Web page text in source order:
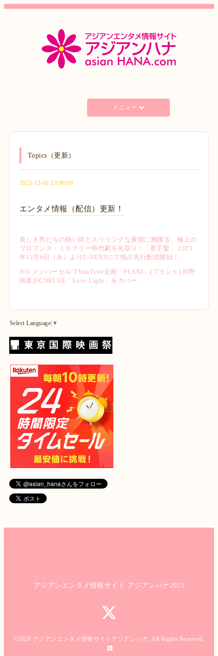
メニュー
Topics（更新）
2023-12-01 23:00:00
エンタメ情報（配信）更新！
美しき男たちの熱い絆とスリリングな展開に胸躍る、極上の
ブロマンス・ミステリー時代劇を先取り ! 「君子盟」 2023
年12月6日（水）よりU-NEXTにて独占先行配信開始！
JO1 メンバーセルフYouTube企画「PLANJ」(プラント) 河野
純喜がCNBLUE「Love Light」をカバー
Select Language ▼
アジアンエンタメ情報サイト アジアンハナ2023
©2026 アジアンエンタメ情報サイトアジアンハナ. All Rights Reserved.